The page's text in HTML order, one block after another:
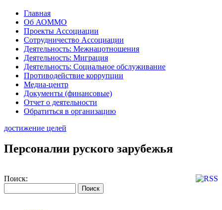
Главная
Об АОММО
Проекты Ассоциации
Сотрудничество Ассоциации
Деятельность: Межнацотношения
Деятельность: Миграция
Деятельность: Социальное обслуживание
Противодействие коррупции
Медиа-центр
Документы (финансовые)
Отчет о деятельности
Обратиться в организацию
достижение целей
Персоналии руского зарубежья
Поиск: